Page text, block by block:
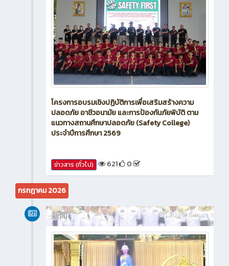
โครงการอบรมเชิงปฏิบัติการเพื่อเสริมสร้างความ
ปลอดภัย อาชีวอนามัย และการป้องกันภัยพิบัติ ตาม
แนวทางสถานศึกษาปลอดภัย (Safety College)
ประจำปีการศึกษา 2569
ข่าวสาร (ทั่วไป) 621 0
กรกฎาคม 2026
1 สัปดาห์ ที่ผ่านมา
新闻